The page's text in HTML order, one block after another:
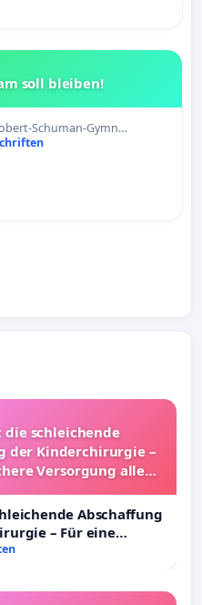
soll bleiben!
Schuman-Gymn…
die schleichende
der Kinderchirurgie –
Versorgung aller
Abschaffung
– Für eine
aller Kinder in